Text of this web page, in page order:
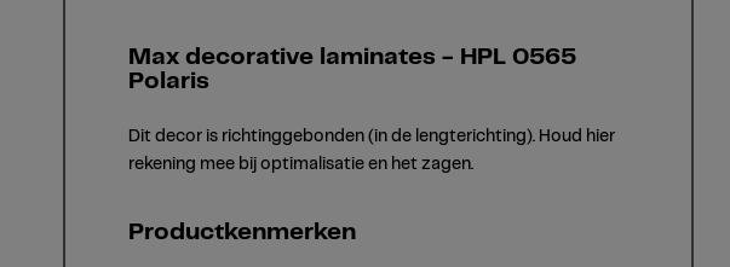
Max decorative laminates - HPL 0565
Polaris
Dit decor is richtinggebonden (in de lengterichting). Houd hier
rekening mee bij optimalisatie en het zagen.
Productkenmerken